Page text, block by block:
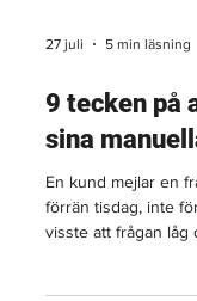
27 juli 5 min läsning
9 tecken på